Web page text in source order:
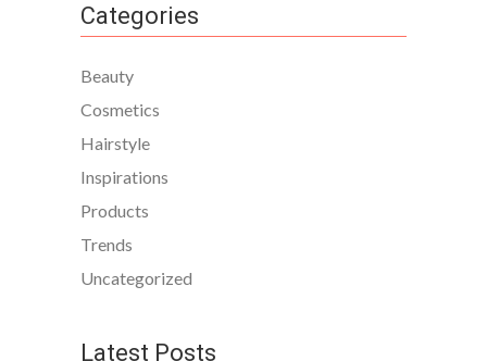
Categories
Beauty
Cosmetics
Hairstyle
Inspirations
Products
Trends
Uncategorized
Latest Posts